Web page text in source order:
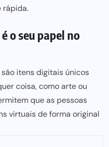
rápida.
o seu papel no
são itens digitais únicos
coisa, como arte ou
que as pessoas
virtuais de forma original